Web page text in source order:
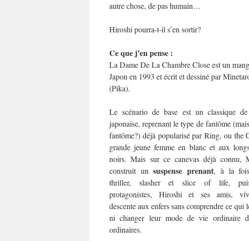
autre chose, de pas humain…
Hiroshi pourra-t-il s’en sortir?
Ce que j’en pense :
La Dame De La Chambre Close est un
Japon en 1993 et écrit et dessiné par
(Pika).
Le scénario de base est un classique de
japonaise, reprenant le type de fantôme
fantôme?) déjà popularisé par Ring, ou the
grande jeune femme en blanc et aux
noirs. Mais sur ce canevas déjà connu,
construit unsuspense prenant, à la
thriller, slasher et slice of life,
protagonistes, Hiroshi et ses amis,
descente aux enfers sans comprendre ce qui
ni changer leur mode de vie ordinaire
ordinaires.